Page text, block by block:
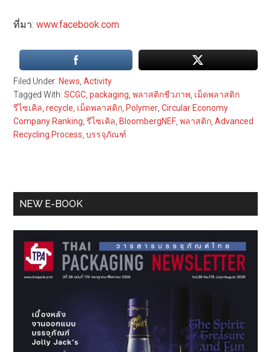
ที่มา:www.facebook.com
Filed Under: News,Activity
Tagged With:SCGC,packaging,พลาสติกชีวภาพ, เม็ดพลาสติก
รีไซเคิล,recycle, เม็ดพลาสติก, Polymer,Circular Economy
Company Ranking,รีไซเคิล, BloombergNEF,พลาสติก,Advanced
Recycling Process,บรรจุภัณฑ์
Primary
NEW E-BOOK